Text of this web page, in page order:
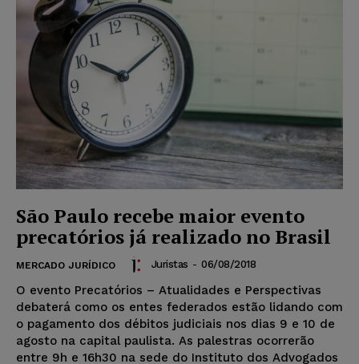
São Paulo recebe maior evento
precatórios já realizado no Brasil
MERCADO JURÍDICO Juristas - 06/08/2018
O evento Precatórios – Atualidades e Perspectivas
debaterá como os entes federados estão lidando com
o pagamento dos débitos judiciais nos dias 9 e 10 de
agosto na capital paulista. As palestras ocorrerão
entre 9h e 16h30 na sede do Instituto dos Advogados